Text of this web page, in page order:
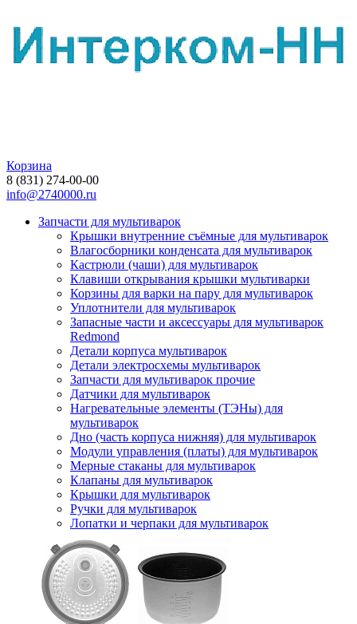
Корзина
8 (831) 274-00-00
info@2740000.ru
Запчасти для мультиварок
Крышки внутренние съёмные для мультиварок
Влагосборники конденсата для мультиварок
Кастрюли (чаши) для мультиварок
Клавиши открывания крышки мультиварки
Корзины для варки на пару для мультиварок
Уплотнители для мультиварок
Запасные части и аксессуары для мультиварок
Redmond
Детали корпуса мультиварок
Детали электросхемы мультиварок
Запчасти для мультиварок прочие
Датчики для мультиварок
Нагревательные элементы (ТЭНы) для
мультиварок
Дно (часть корпуса нижняя) для мультиварок
Модули управления (платы) для мультиварок
Мерные стаканы для мультиварок
Клапаны для мультиварок
Крышки для мультиварок
Ручки для мультиварок
Лопатки и черпаки для мультиварок